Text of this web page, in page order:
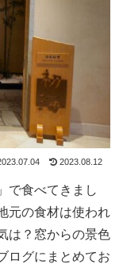
2023.08.12
で食べてきまし
元の食材は使われ
は？窓からの景色
ログにまとめてお